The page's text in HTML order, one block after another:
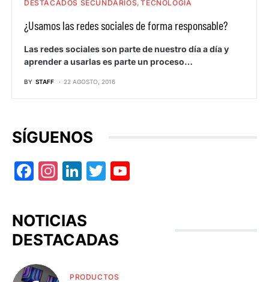
DESTACADOS SECUNDARIOS TECNOLOGÍA
¿Usamos las redes sociales de forma responsable?
Las redes sociales son parte de nuestro día a día y
aprender a usarlas es parte un proceso…
BY STAFF 22 AGOSTO, 2016
SÍGUENOS
Facebook
Instagram
LinkedIn
Twitter
NOTICIAS
DESTACADAS
PRODUCTOS